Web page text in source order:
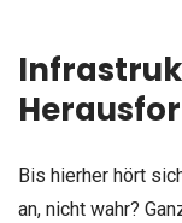
Bis hierher hört
an, nicht wahr?